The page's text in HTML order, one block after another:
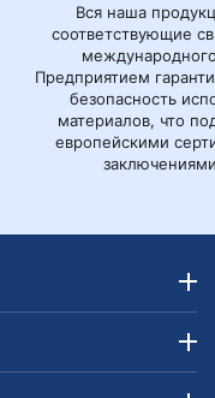
Вся наша
соответствующие
Предприятием
безопасность
материалов, что
европейскими